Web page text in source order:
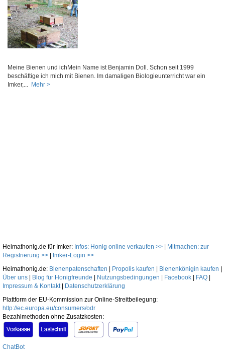
Meine Bienen und ichMein Name ist Benjamin Doll. Schon seit 1999
beschäftige ich mich mit Bienen. Im damaligen Biologieunterricht war ein
Imker,... Mehr >
Heimathonig.de für Imker: Infos: Honig online verkaufen >>
Mitmachen: zur
Registrierung >>
Imker-Login >>
Heimathonig.de: Bienenpatenschaften Propolis kaufen Bienenkönigin kaufen
Über uns
Blog für Honigfreunde Nutzungsbedingungen Facebook FAQ
Impressum & Kontakt|
Datenschutzerklärung
Plattform der EU-Kommission zur Online-Streitbeilegung:
http://ec.europa.eu/consumers/odr
Bezahlmethoden ohne Zusatzkosten:
ChatBot